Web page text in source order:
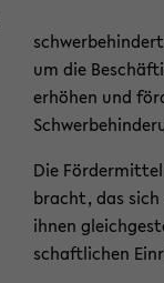
um die
er­hö­hen und
Die
bracht, das
ihnen
schaft­li­chen